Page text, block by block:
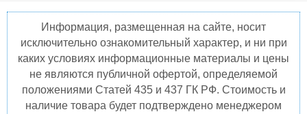
Информация, размещенная на сайте, носит
исключительно ознакомительный характер, и ни при
каких условиях информационные материалы и цены
не являются публичной офертой, определяемой
положениями Статей 435 и 437 ГК РФ. Стоимость и
наличие товара будет подтверждено менеджером